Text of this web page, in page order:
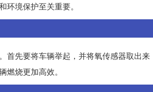
境保护至关重要。
首先要将车辆举起，并将氧传感器取出
烧更加高效。